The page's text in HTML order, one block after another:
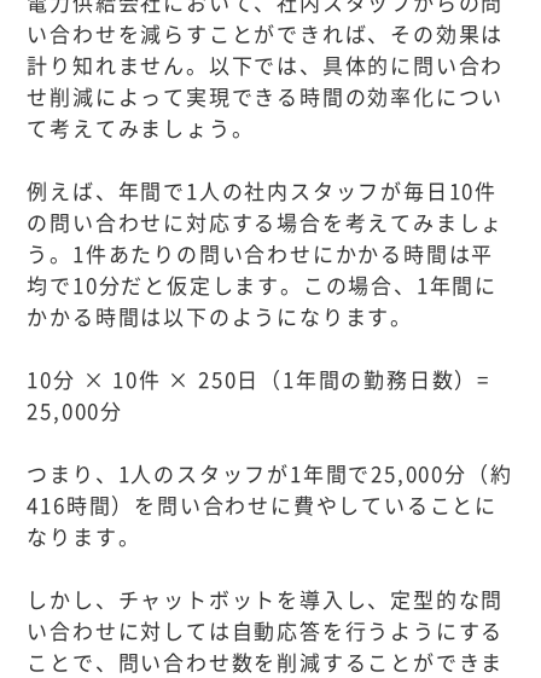
い合わせを減らすことができれば、その効果は
計り知れません。以下では、具体的に問い合わ
せ削減によって実現できる時間の効率化につい
て考えてみましょう。
例えば、年間で1人の社内スタッフが毎日10件
の問い合わせに対応する場合を考えてみましょ
う。1件あたりの問い合わせにかかる時間は平
均で10分だと仮定します。この場合、1年間に
かかる時間は以下のようになります。
10分 × 10件 × 250日（1年間の勤務日数）=
25,000分
つまり、1人のスタッフが1年間で25,000分（約
416時間）を問い合わせに費やしていることに
なります。
しかし、チャットボットを導入し、定型的な問
い合わせに対しては自動応答を行うようにする
ことで、問い合わせ数を削減することができま